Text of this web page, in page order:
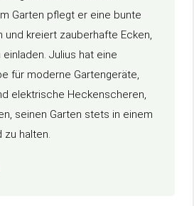
Garten pflegt er eine bunte
und kreiert zauberhafte Ecken,
Julius hat eine
für moderne Gartengeräte,
elektrische Heckenscheren,
seinen Garten stets in einem
zu halten.